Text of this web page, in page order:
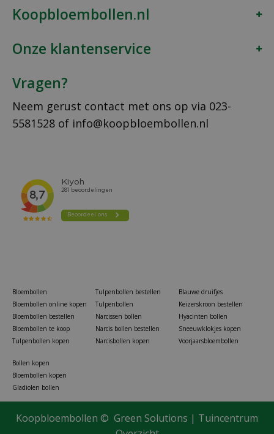
Koopbloembollen.nl
Onze klantenservice
Vragen?
Neem gerust contact met ons op via 023-
5581528 of info@koopbloembollen.nl
Bloembollen
Bloembollen online kopen
Bloembollen bestellen
Bloembollen te koop
Tulpenbollen kopen
Tulpenbollen bestellen
Tulpenbollen
Narcissen bollen
Narcis bollen bestellen
Narcisbollen kopen
Blauwe druifjes
Keizerskroon bestellen
Hyacinten bollen
Sneeuwklokjes kopen
Voorjaarsbloembollen
Bollen kopen
Bloembollen kopen
Gladiolen bollen
Koopbloembollen © Green Solutions | Tuincentrum